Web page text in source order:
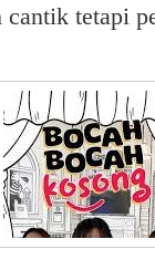
tetapi